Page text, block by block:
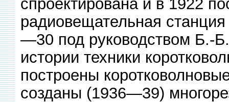
радиовещательная
—30 под руководством Б.-
истории техники
построены
созданы (1936—39)